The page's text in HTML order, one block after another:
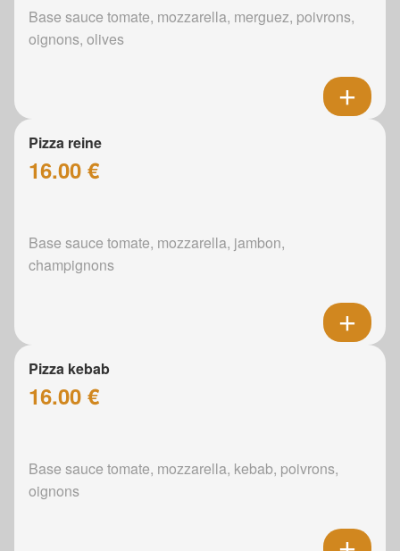
Base sauce tomate, mozzarella, merguez, poivrons,
oignons, olives
Pizza reine
16.00 €
Base sauce tomate, mozzarella, jambon,
champignons
Pizza kebab
16.00 €
Base sauce tomate, mozzarella, kebab, poivrons,
oignons